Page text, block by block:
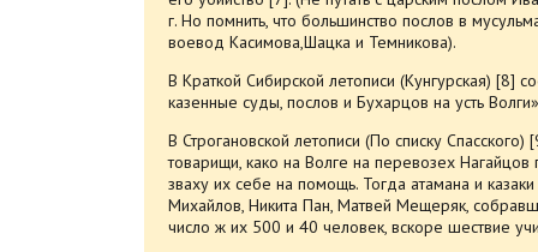
г. Но помнить, что большинство послов в
воевод Касимова,Шацка и Темникова).
В Краткой Сибирской летописи (Кунгурская) [8]
казенные суды, послов и Бухарцов на усть
В Строгановской летописи (По списку
товарищи, како на Волге на перевозех
зваху их себе на помощь. Тогда атамана и
Михайлов, Никита Пан, Матвей Мещеряк,
число ж их 500 и 40 человек, вскоре шествие